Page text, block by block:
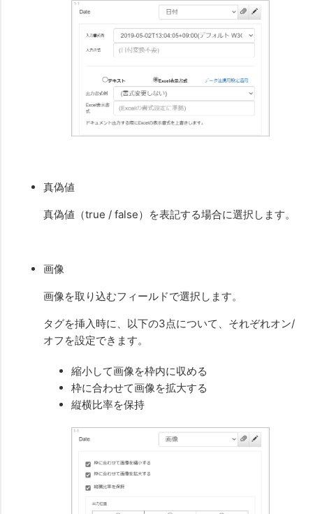
真偽値
真偽値（true / false）を表記する場合に選択します。
画像
画像を取り込むフィールドで選択します。
タグを挿入時に、以下の3点について、それぞれオン/
オフを設定できます。
縮小して画像を枠内に収める
枠に合わせて画像を拡大する
縦横比率を保持